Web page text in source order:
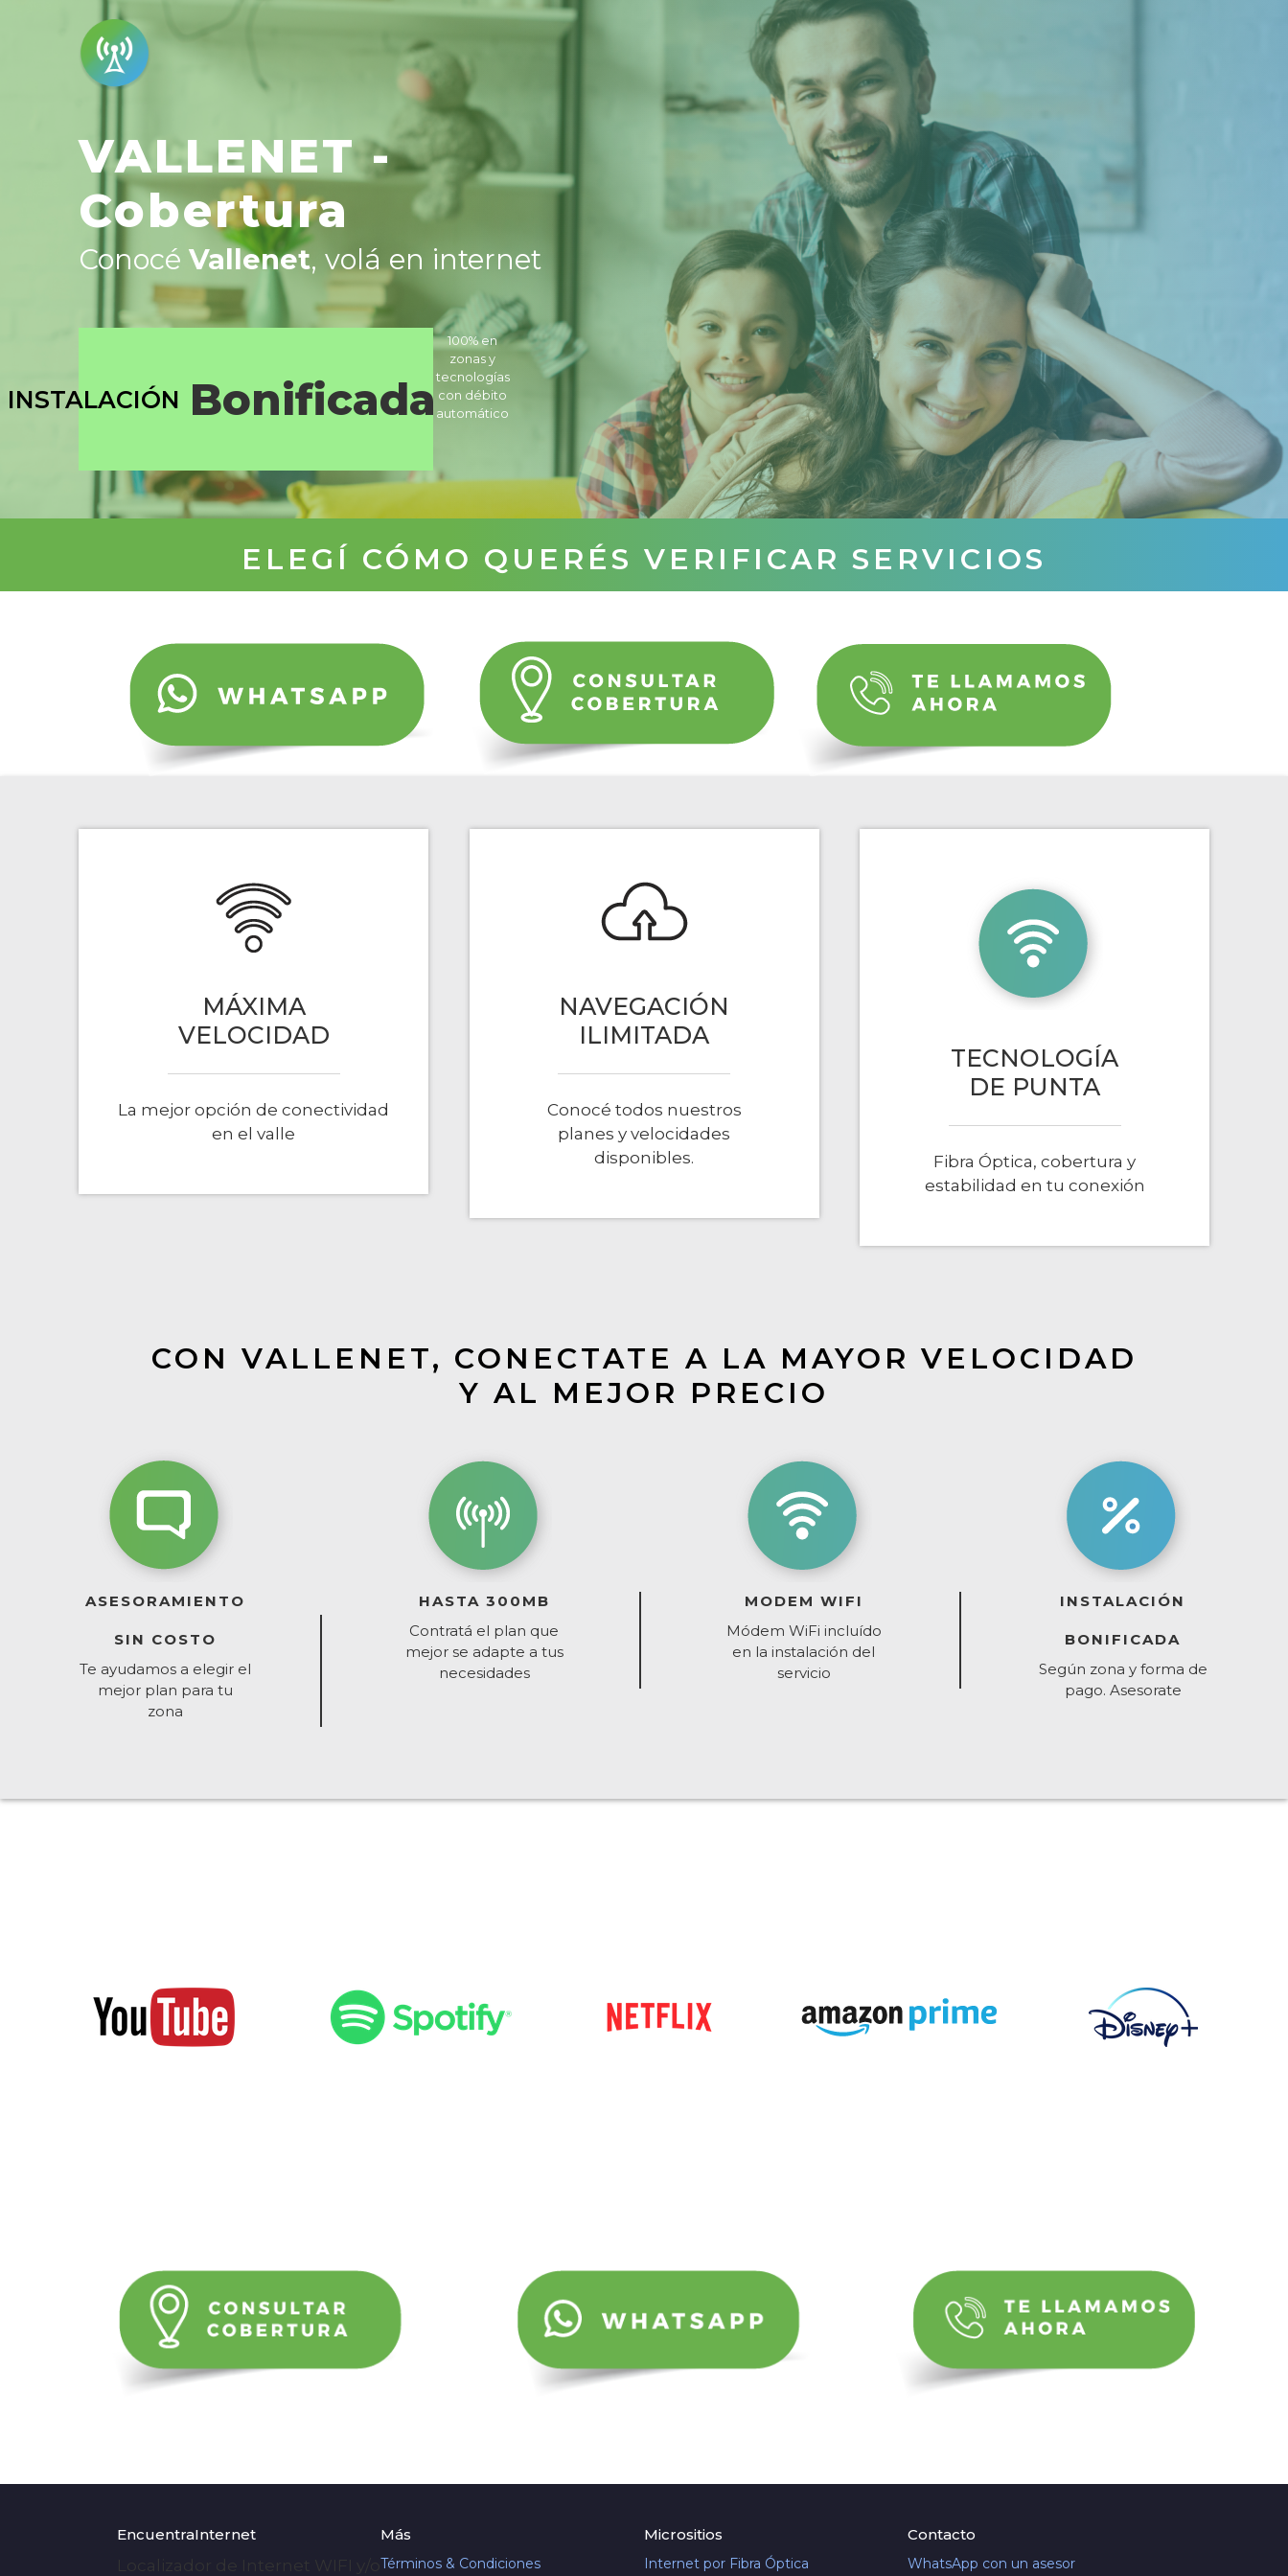
VALLENET -
Cobertura
Conocé Vallenet, volá en internet
INSTALACIÓN Bonificada
100% en
zonas y
tecnologías
con débito
automático
ELEGÍ CÓMO QUERÉS VERIFICAR SERVICIOS
MÁXIMA
VELOCIDAD
La mejor opción de conectividad
en el valle
NAVEGACIÓN
ILIMITADA
Conocé todos nuestros
planes y velocidades
disponibles.
TECNOLOGÍA
DE PUNTA
Fibra Óptica, cobertura y
estabilidad en tu conexión
CON VALLENET, CONECTATE A LA MAYOR VELOCIDAD
Y AL MEJOR PRECIO
ASESORAMIENTO
SIN COSTO
Te ayudamos a elegir el
mejor plan para tu
zona
HASTA 300MB
Contratá el plan que
mejor se adapte a tus
necesidades
MODEM WIFI
Módem WiFi incluído
en la instalación del
servicio
INSTALACIÓN
BONIFICADA
Según zona y forma de
pago. Asesorate
EncuentraInternet Más
Términos & Condiciones
Micrositios
Internet por Fibra Óptica
Contacto
WhatsApp con un asesor